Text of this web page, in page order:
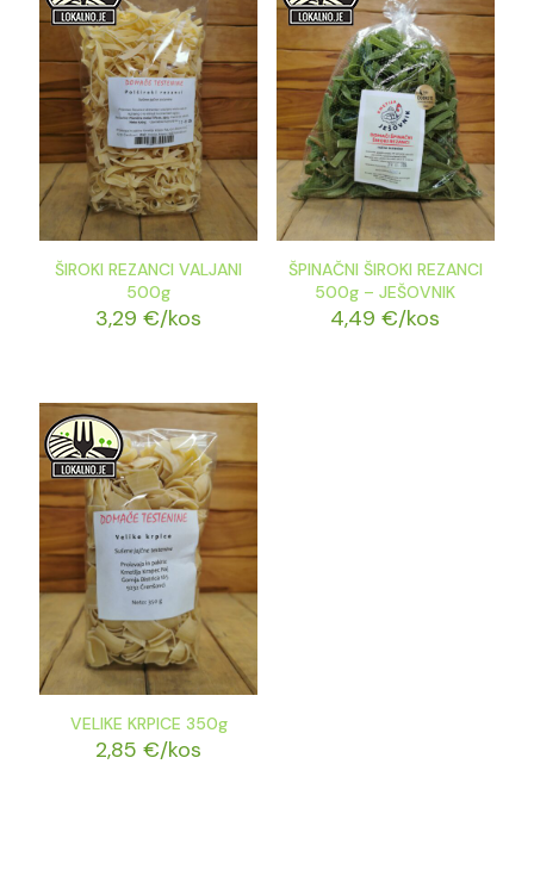
ŠIROKI REZANCI VALJANI
500g
3,29€/kos
ŠPINAČNI ŠIROKI REZANCI
500g – JEŠOVNIK
4,49€/kos
VELIKE KRPICE 350g
2,85€/kos